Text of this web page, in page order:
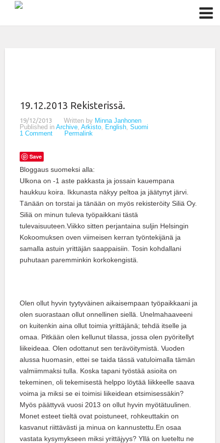
19.12.2013 Rekisterissä.
19/12/2013 Written by Minna Janhonen
Published in Archive, Arkisto, English, Suomi
1 Comment
Permalink
Save
Bloggaus suomeksi alla:
Ulkona on -1 aste pakkasta ja jossain kauempana
haukkuu koira. Ikkunasta näkyy peltoa ja jäätynyt järvi.
Tänään on torstai ja tänään on myös rekisteröity Siliä Oy.
Siliä on minun tuleva työpaikkani tästä
tulevaisuuteen.Viikko sitten perjantaina suljin Helsingin
Kokoomuksen oven viimeisen kerran työntekijänä ja
samalla astuin yrittäjän saappaisiin. Tosin kohdallani
puhutaan paremminkin korkokengistä.
Olen ollut hyvin tyytyväinen aikaisempaan työpaikkaani ja
olen suorastaan ollut onnellinen siellä. Unelmahaaveeni
on kuitenkin aina ollut toimia yrittäjänä; tehdä itselle ja
omaa. Pitkään olen kellunut tilassa, jossa olen pyöritellyt
liikeideaa. Olen odottanut sen terävöitymistä. Vuoden
alussa huomasin, ettei se taida tässä vatuloimalla tämän
valmiimmaksi tulla. Koska tapani työstää asioita on
tekeminen, oli tekemisestä helppo löytää liikkeelle saava
voima ja miksi se ei toimisi liikeidean etsimisessäkin?
Myös päättyvä vuosi 2013 on ollut hyvin myötätuulinen.
Monet esteet tieltä ovat poistuneet, rohkeuttakin on
kasvanut riittävästi ja minua on kannustettu.En osaa
vastata kysymykseen miksi yrittäjyys? Yllä on lueteltu ne